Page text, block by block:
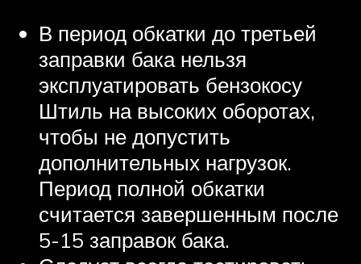
В период обкатки до третьей
заправки бака нельзя
эксплуатировать бензокосу
Штиль на высоких оборотах,
чтобы не допустить
дополнительных нагрузок.
Период полной обкатки
считается завершенным после
5-15 заправок бака.